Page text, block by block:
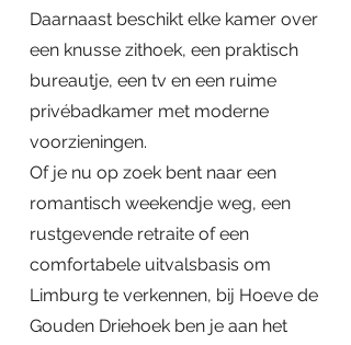
Daarnaast beschikt elke kamer over
een knusse zithoek, een praktisch
bureautje, een tv en een ruime
privébadkamer met moderne
voorzieningen.
Of je nu op zoek bent naar een
romantisch weekendje weg, een
rustgevende retraite of een
comfortabele uitvalsbasis om
Limburg te verkennen, bij Hoeve de
Gouden Driehoek ben je aan het